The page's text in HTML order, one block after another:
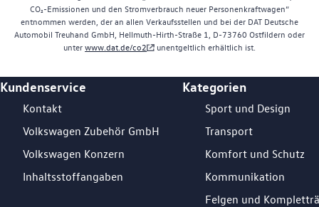
CO₂-Emissionen und den Stromverbrauch neuer Personenkraftwagen“
entnommen werden, der an allen Verkaufsstellen und bei der DAT Deutsche
Automobil Treuhand GmbH, Hellmuth-Hirth-Straße 1, D-73760 Ostfildern oder
unterwww.dat.de/co2 unentgeltlich erhältlich ist.
Footer Teaser
Kundenservice
Kontakt
Volkswagen Zubehör GmbH
Volkswagen Konzern
Inhaltsstoffangaben
Kategorien
Sport und Design
Transport
Komfort und Schutz
Kommunikation
Felgen und